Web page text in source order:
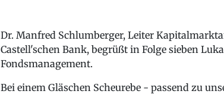
Dr. Manfred Schlumberger, Leiter
Castell'schen Bank, begrüßt in Folge sieben
Fondsmanagement.
Bei einem Gläschen Scheurebe - passend zu